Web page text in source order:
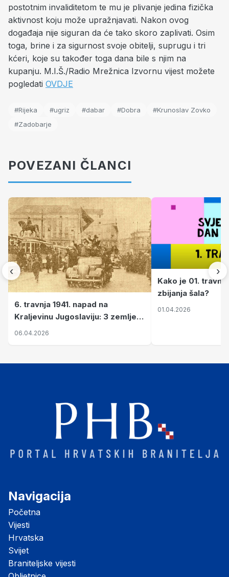
postotnim invaliditetom te mu je plivanje jedina fizička
aktivnost koju može upražnjavati. Nakon ovog
događaja nije siguran da će tako skoro zaplivati. Osim
toga, brine i za sigurnost svoje obitelji, suprugu i tri
kćeri, koje su također toga dana bile s njim na
kupanju. M.I.Š./Radio Mrežnica Izvornu vijest možete
pogledati OVDJE
#Rijeka #ugriz #dabar #Dobra
#Krunoslav Zovko
#Zadobarje
POVEZANI ČLANCI
‹
6. travnja 1941. napad na
Kraljevinu Jugoslaviju: 3 zemlje
nastale njenim raspadom
06.04.2026
Kako je 01.
zbijanja šala?
01.04.2026
›
Navigacija
Početna
Vijesti
Hrvatska
Svijet
Braniteljske vijesti